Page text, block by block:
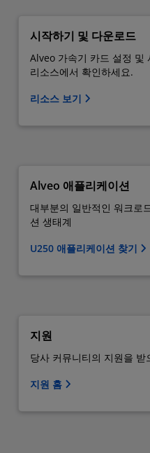
시작하기 및 다운로드
Alveo 가속기 카드 설정 및
리소스에서 확인하세요.
리소스 보기
Alveo 애플리케이션
대부분의 일반적인 워크로
션 생태계
U250 애플리케이션 찾기
지원
당사 커뮤니티의 지원을 받
지원 홈